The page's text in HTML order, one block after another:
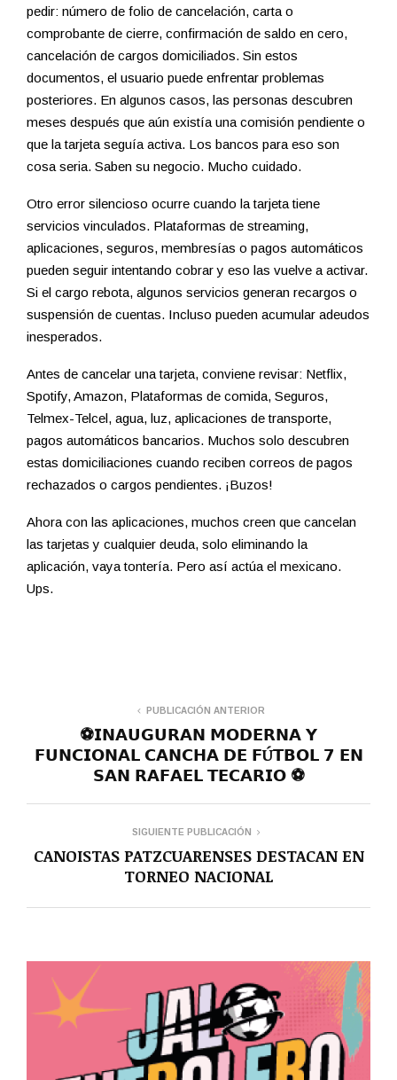
pedir: número de folio de cancelación, carta o
comprobante de cierre, confirmación de saldo en cero,
cancelación de cargos domiciliados. Sin estos
documentos, el usuario puede enfrentar problemas
posteriores. En algunos casos, las personas descubren
meses después que aún existía una comisión pendiente o
que la tarjeta seguía activa. Los bancos para eso son
cosa seria. Saben su negocio. Mucho cuidado.
Otro error silencioso ocurre cuando la tarjeta tiene
servicios vinculados. Plataformas de streaming,
aplicaciones, seguros, membresías o pagos automáticos
pueden seguir intentando cobrar y eso las vuelve a activar.
Si el cargo rebota, algunos servicios generan recargos o
suspensión de cuentas. Incluso pueden acumular adeudos
inesperados.
Antes de cancelar una tarjeta, conviene revisar: Netflix,
Spotify, Amazon, Plataformas de comida, Seguros,
Telmex-Telcel, agua, luz, aplicaciones de transporte,
pagos automáticos bancarios. Muchos solo descubren
estas domiciliaciones cuando reciben correos de pagos
rechazados o cargos pendientes. ¡Buzos!
Ahora con las aplicaciones, muchos creen que cancelan
las tarjetas y cualquier deuda, solo eliminando la
aplicación, vaya tontería. Pero así actúa el mexicano.
Ups.
PUBLICACIÓN ANTERIOR
⚽️𝗜𝗡𝗔𝗨𝗚𝗨𝗥𝗔𝗡 𝗠𝗢𝗗𝗘𝗥𝗡𝗔 𝗬
𝗙𝗨𝗡𝗖𝗜𝗢𝗡𝗔𝗟 𝗖𝗔𝗡𝗖𝗛𝗔 𝗗𝗘 𝗙Ú𝗧𝗕𝗢𝗟 𝟳 𝗘𝗡
𝗦𝗔𝗡 𝗥𝗔𝗙𝗔𝗘𝗟 𝗧𝗘𝗖𝗔𝗥𝗜𝗢 ⚽️
SIGUIENTE PUBLICACIÓN
CANOISTAS PATZCUARENSES DESTACAN EN
TORNEO NACIONAL